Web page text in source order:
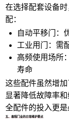
在选择配套设备
配：
自动平移门：
工业用门：需
高频使用场所
寿命
这些配件虽然增
显著降低故障率
全配件的投入更是
五、春程门业的日常维护要点